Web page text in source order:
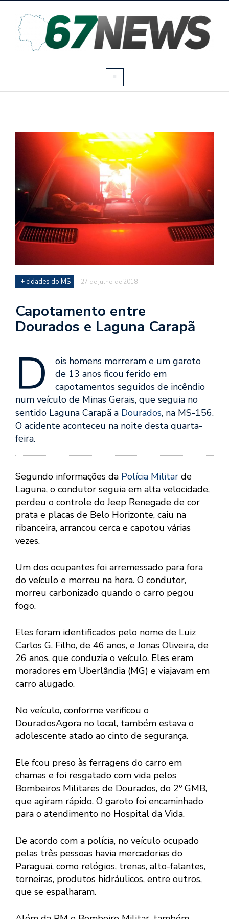
+ cidades do MS 27 de julho de 2018
Capotamento entre
Dourados e Laguna Carapã
D
ois homens morreram e um garoto
de 13 anos ficou ferido em
capotamentos seguidos de incêndio
num veículo de Minas Gerais, que seguia no
sentido Laguna Carapã a Dourados, na MS-156.
O acidente aconteceu na noite desta quarta-
feira.
Segundo informações da Polícia Militar de
Laguna, o condutor seguia em alta velocidade,
perdeu o controle do Jeep Renegade de cor
prata e placas de Belo Horizonte, caiu na
ribanceira, arrancou cerca e capotou várias
vezes.
Um dos ocupantes foi arremessado para fora
do veículo e morreu na hora. O condutor,
morreu carbonizado quando o carro pegou
fogo.
Eles foram identificados pelo nome de Luiz
Carlos G. Filho, de 46 anos, e Jonas Oliveira, de
26 anos, que conduzia o veículo. Eles eram
moradores em Uberlândia (MG) e viajavam em
carro alugado.
No veículo, conforme verificou o
DouradosAgora no local, também estava o
adolescente atado ao cinto de segurança.
Ele fcou preso às ferragens do carro em
chamas e foi resgatado com vida pelos
Bombeiros Militares de Dourados, do 2º GMB,
que agiram rápido. O garoto foi encaminhado
para o atendimento no Hospital da Vida.
De acordo com a polícia, no veículo ocupado
pelas três pessoas havia mercadorias do
Paraguai, como relógios, trenas, alto-falantes,
torneiras, produtos hidráulicos, entre outros,
que se espalharam.